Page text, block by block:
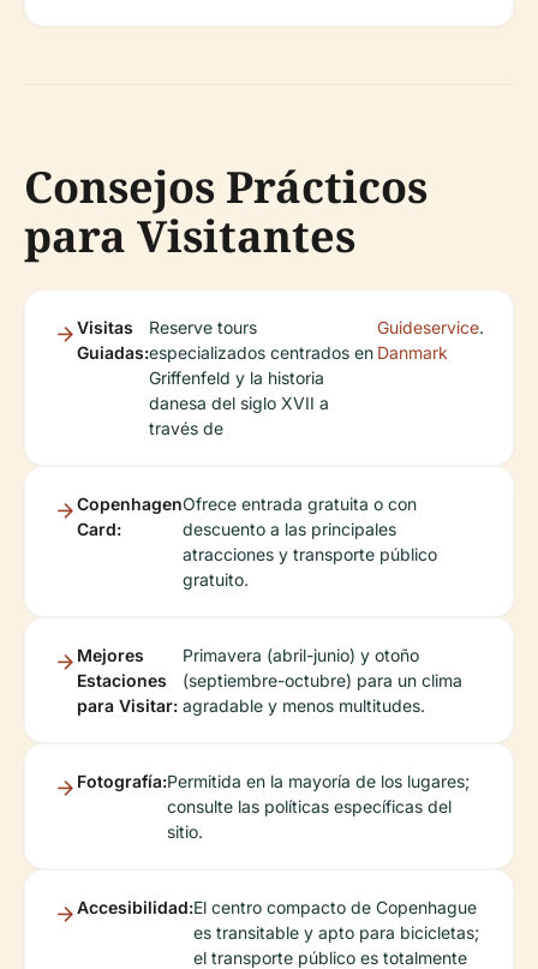
Consejos Prácticos
para Visitantes
Visitas
Guiadas:
Reserve tours
especializados centrados en
Griffenfeld y la historia
danesa del siglo XVII a
través de
Guideservice
Danmark
.
Copenhagen
Card:
Ofrece entrada gratuita o con
descuento a las principales
atracciones y transporte público
gratuito.
Mejores
Estaciones
para Visitar:
Primavera (abril-junio) y otoño
(septiembre-octubre) para un clima
agradable y menos multitudes.
Fotografía:Permitida en la mayoría de los lugares;
consulte las políticas específicas del
sitio.
Accesibilidad:El centro compacto de Copenhague
es transitable y apto para bicicletas;
el transporte público es totalmente